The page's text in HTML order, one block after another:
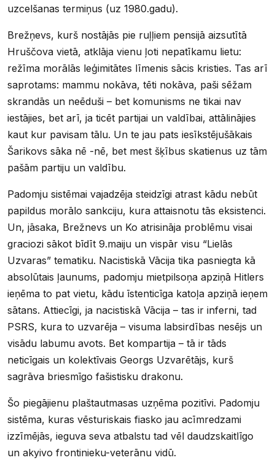
uzcelšanas termiņus (uz 1980.gadu).
Brežņevs, kurš nostājās pie ruļļiem pensijā aizsutītā
Hruščova vietā, atklāja vienu ļoti nepatīkamu lietu:
režīma morālās leģimitātes līmenis sācis kristies. Tas arī
saprotams: mammu nokāva, tēti nokāva, paši sēžam
skrandās un neēduši – bet komunisms ne tikai nav
iestājies, bet arī, ja ticēt partijai un valdībai, attālinājies
kaut kur pavisam tālu. Un te jau pats iesīkstējušākais
Šarikovs sāka nē -nē, bet mest šķībus skatienus uz tām
pašām partiju un valdību.
Padomju sistēmai vajadzēja steidzīgi atrast kādu nebūt
papildus morālo sankciju, kura attaisnotu tās eksistenci.
Un, jāsaka, Brežnevs un Ko atrisināja problēmu visai
graciozi sākot bīdīt 9.maiju un vispār visu “Lielās
Uzvaras” tematiku. Nacistiskā Vācija tika pasniegta kā
absolūtais ļaunums, padomju mietpilsoņa apziņā Hitlers
ieņēma to pat vietu, kādu īstenticīga katoļa apziņā ieņem
sātans. Attiecīgi, ja nacistiskā Vācija – tas ir inferni, tad
PSRS, kura to uzvarēja – visuma labsirdības nesējs un
visādu labumu avots. Bet kompartija – tā ir tāds
neticīgais un kolektīvais Georgs Uzvarētājs, kurš
sagrāva briesmīgo fašistisku drakonu.
Šo piegājienu plaštautmasas uzņēma pozitīvi. Padomju
sistēma, kuras vēsturiskais fiasko jau acīmredzami
izzīmējās, ieguva seva atbalstu tad vēl daudzskaitlīgo
un akyivo frontinieku-veterānu vidū.